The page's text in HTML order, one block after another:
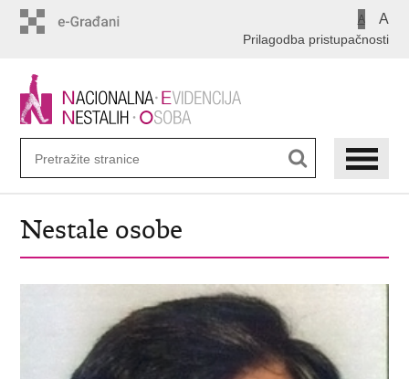
A A
Prilagodba pristupačnosti
Nestale osobe